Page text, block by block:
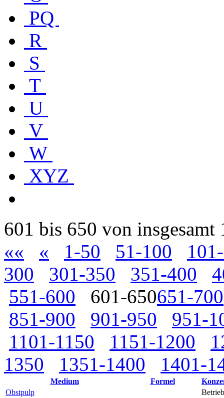
PQ
R
S
T
U
V
W
XYZ
601 bis 650 von insgesamt
««
« 1-50 51-100
300
301-350 351-400
551-600
601-650651-700
851-900
901-950
951-
1101-1150
1151-1200
1350
1351-1400 1401-
Medium Formel
Obstpulp